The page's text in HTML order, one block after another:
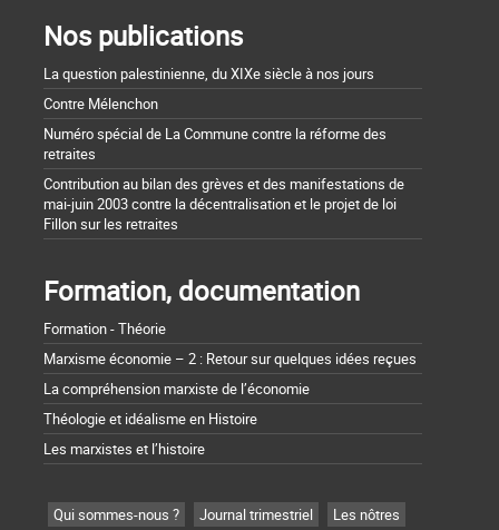
Nos publications
La question palestinienne, du XIXe siècle à nos jours
Contre Mélenchon
Numéro spécial de La Commune contre la réforme des
retraites
Contribution au bilan des grèves et des manifestations de
mai-juin 2003 contre la décentralisation et le projet de loi
Fillon sur les retraites
Formation, documentation
Formation - Théorie
Marxisme économie – 2 : Retour sur quelques idées reçues
La compréhension marxiste de l’économie
Théologie et idéalisme en Histoire
Les marxistes et l’histoire
Qui sommes-nous ? Journal trimestriel
Les nôtres